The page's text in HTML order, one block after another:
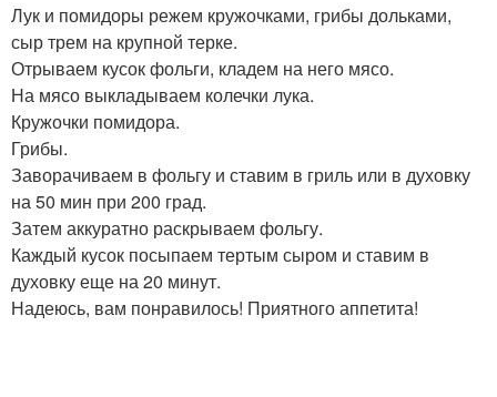
Лук и помидоры режем кружочками, грибы дольками,
сыр трем на крупной терке.
Отрываем кусок фольги, кладем на него мясо.
На мясо выкладываем колечки лука.
Кружочки помидора.
Грибы.
Заворачиваем в фольгу и ставим в гриль или в духовку
на 50 мин при 200 град.
Затем аккуратно раскрываем фольгу.
Каждый кусок посыпаем тертым сыром и ставим в
духовку еще на 20 минут.
Надеюсь, вам понравилось! Приятного аппетита!